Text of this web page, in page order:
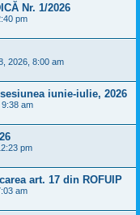
Nr. 1/2026
pm
2026, 8:00 am
iunie-iulie, 2026
am
pm
art. 17 din ROFUIP
am